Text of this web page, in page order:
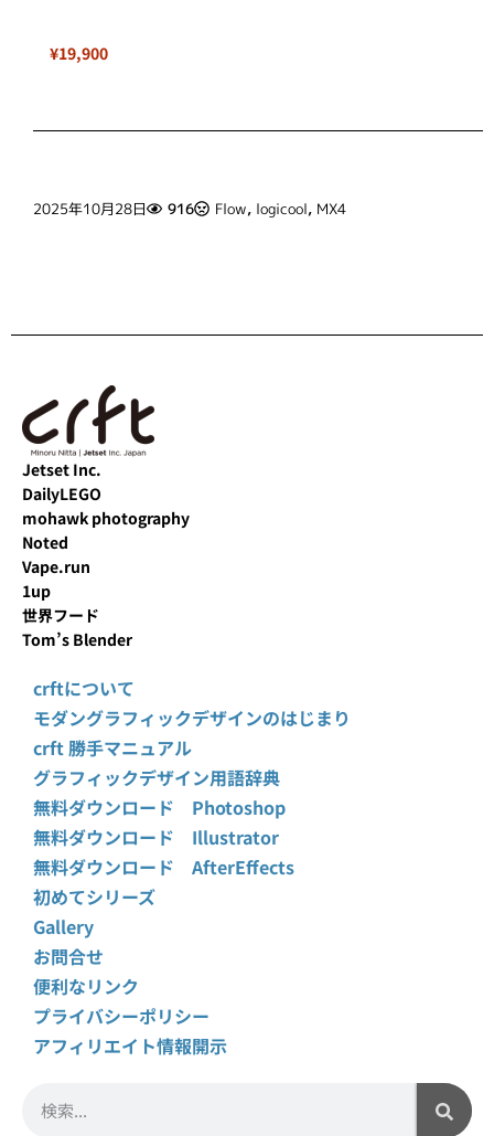
¥19,900
2025年10月28日 916 Flow, logicool, MX4
Jetset Inc.
DailyLEGO
mohawk photography
Noted
Vape.run
1up
世界フード
Tom’s Blender
crftについて
モダングラフィックデザインのはじまり
crft 勝手マニュアル
グラフィックデザイン用語辞典
無料ダウンロード Photoshop
無料ダウンロード Illustrator
無料ダウンロード AfterEffects
初めてシリーズ
Gallery
お問合せ
便利なリンク
プライバシーポリシー
アフィリエイト情報開示